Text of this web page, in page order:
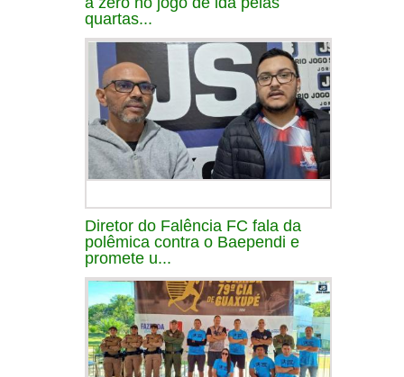
quartas...
Diretor do Falência FC fala da
polêmica contra o Baependi e
promete u...